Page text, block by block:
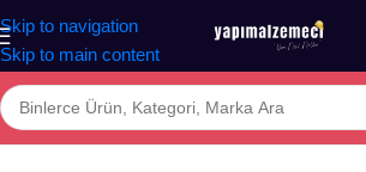
Skip to navigation
Skip to main content
/Mağaza/BANYO/İKLİMLENDİRME/